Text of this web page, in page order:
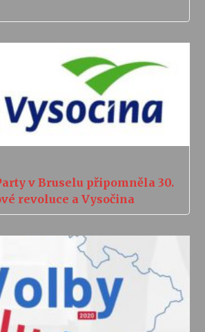
v Bruselu připomněla 30.
revoluce a Vysočina